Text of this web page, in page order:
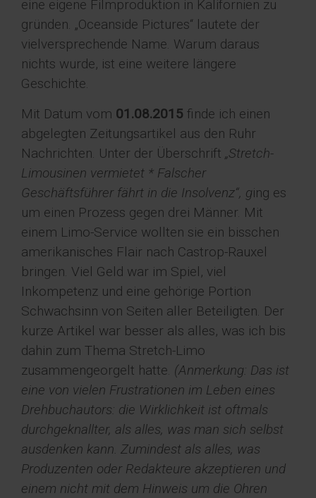
eine eigene Filmproduktion in Kalifornien zu
gründen. „Oceanside Pictures“ lautete der
vielversprechende Name. Warum daraus
nichts wurde, ist eine weitere längere
Geschichte.
Mit Datum vom 01.08.2015 finde ich einen
abgelegten Zeitungsartikel aus den Ruhr
Nachrichten. Unter der Überschrift „Stretch-
Limousinen vermietet * Falscher
Geschäftsführer fährt in die Insolvenz“, ging es
um einen Prozess gegen drei Männer. Mit
einem Limo-Service wollten sie ein bisschen
amerikanisches Flair nach Castrop-Rauxel
bringen. Viel Geld war im Spiel, viel
Inkompetenz und eine gehörige Portion
Schwachsinn von Seiten aller Beteiligten. Der
kurze Artikel war besser als alles, was ich bis
dahin zum Thema Stretch-Limo
zusammengeorgelt hatte. (Anmerkung: Das ist
eine von vielen Frustrationen im Leben eines
Drehbuchautors: die Wirklichkeit ist oftmals
durchgeknallter, als alles, was man sich selbst
ausdenken kann. Zumindest als alles, was
Produzenten oder Redakteure akzeptieren und
einem nicht mit dem Hinweis um die Ohren